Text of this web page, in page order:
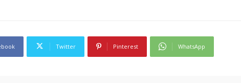
Twitter Pinterest WhatsApp